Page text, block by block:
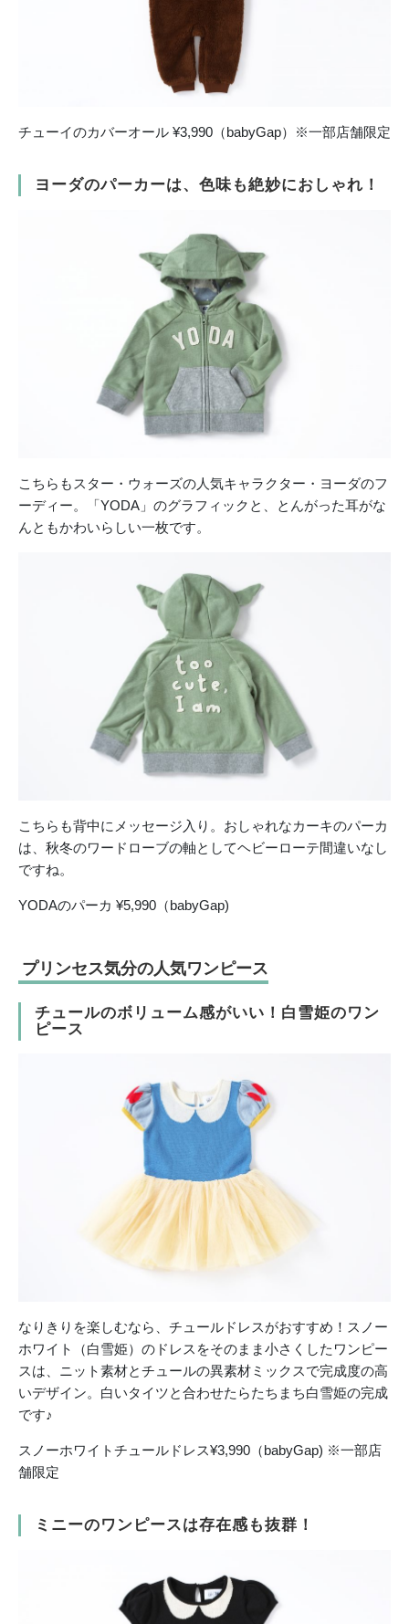
チューイのカバーオール ¥3,990（babyGap）※一部店舗限定
ヨーダのパーカーは、色味も絶妙におしゃれ！
こちらもスター・ウォーズの人気キャラクター・ヨーダのフ
ーディー。「YODA」 のグラフィックと、とんがった耳がな
んともかわいらしい一枚です。
こちらも背中にメッセージ入り。おしゃれなカーキのパーカ
は、秋冬のワードローブの軸としてヘビーローテ間違いなし
ですね。
YODAのパーカ ¥5,990（babyGap)
プリンセス気分の人気ワンピース
チュールのボリューム感がいい！白雪姫のワン
ピース
なりきりを楽しむなら、チュールドレスがおすすめ！スノー
ホワイト（白雪姫）のドレスをそのまま小さくしたワンピー
スは、ニット素材とチュールの異素材ミックスで完成度の高
いデザイン。白いタイツと合わせたらたちまち白雪姫の完成
です♪
スノーホワイトチュールドレス¥3,990（babyGap) ※一部店
舗限定
ミニーのワンピースは存在感も抜群！